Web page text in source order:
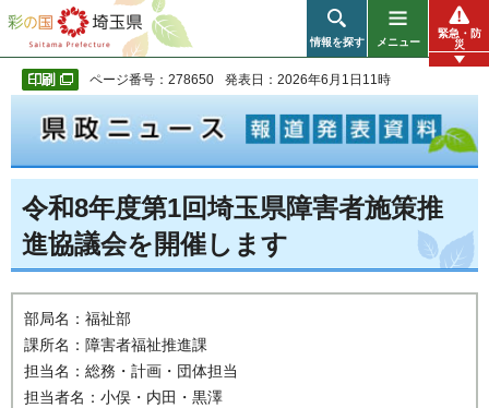
彩の国 埼玉県
情報を探す メニュー
緊急・防
災
ページ番号：278650 発表日：2026年6月1日11時
令和8年度第1回埼玉県障害者施策推
進協議会を開催します
部局名：福祉部
課所名：障害者福祉推進課
担当名：総務・計画・団体担当
担当者名：小俣・内田・黒澤